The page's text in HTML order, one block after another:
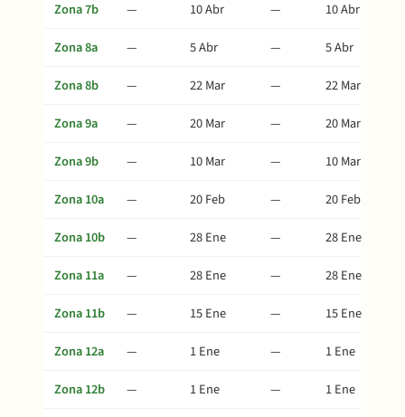
Zona 7b — 10 Abr —
10 Abr
Zona 8a
— 5 Abr —
5 Abr
Zona 8b
— 22 Mar —
22 Mar
Zona 9a
— 20 Mar —
20 Mar
Zona 9b
— 10 Mar —
10 Mar
Zona 10a
— 20 Feb —
20 Feb
Zona 10b
— 28 Ene —
28 Ene
Zona 11a
— 28 Ene —
28 Ene
Zona 11b
— 15 Ene —
15 Ene
Zona 12a
— 1 Ene —
1 Ene
Zona 12b
— 1 Ene —
1 Ene